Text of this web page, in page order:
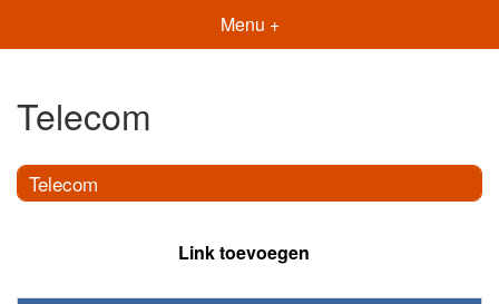
Menu +
Telecom
Telecom
Link toevoegen